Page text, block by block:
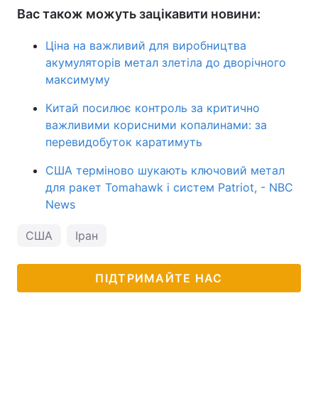
Вас також можуть зацікавити новини:
Ціна на важливий для виробництва
акумуляторів метал злетіла до дворічного
максимуму
Китай посилює контроль за критично
важливими корисними копалинами: за
перевидобуток каратимуть
США терміново шукають ключовий метал
для ракет Tomahawk і систем Patriot, - NBC
News
США Іран
ПІДТРИМАЙТЕ НАС